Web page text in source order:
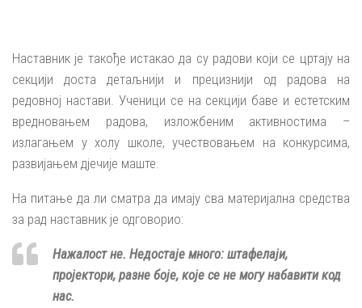
Наставник је такође истакао да су радови који се цртају на
секцији доста детаљнији и прецизнији од радова на
редовној настави. Ученици се на секцији баве и естетским
вредновањем радова, изложбеним активностима –
излагањем у холу школе, учествовањем на конкурсима,
развијањем дјечије маште.
На питање да ли сматра да имају сва материјална средства
за рад наставник је одговорио:
Нажалост не. Недостаје много: штафелаји,
пројектори, разне боје, које се не могу набавити код
нас.